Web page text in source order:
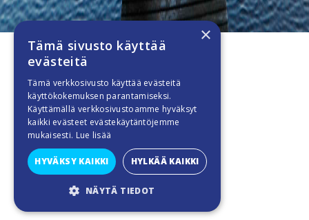
×
Tämä sivusto käyttää
evästeitä
Tämä verkkosivusto käyttää evästeitä
käyttökokemuksen parantamiseksi.
Käyttämällä verkkosivustoamme hyväksyt
kaikki evästeet evästekäytäntöjemme
mukaisesti. Lue lisää
HYVÄKSY KAIKKI HYLKÄÄ KAIKKI
NÄYTÄ TIEDOT
SUORITUSKYVYLLISET